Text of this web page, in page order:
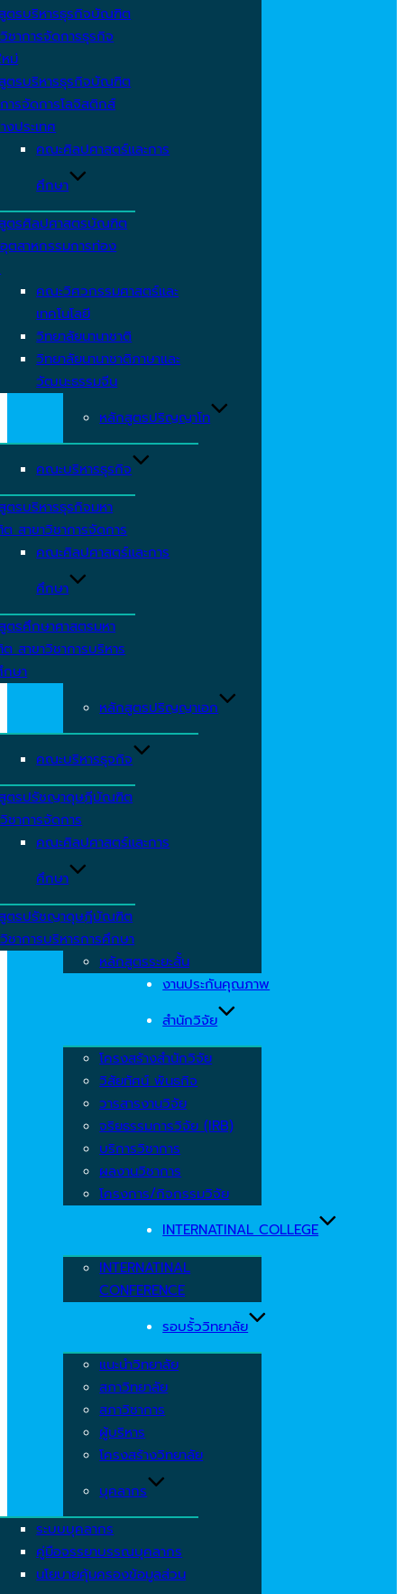
ตรบริหารธุรกิจบัณฑิต
ชาการจัดการธุรกิจ
ม่
ตรบริหารธุรกิจบัณฑิต
ารจัดการโลจิสติกส์
งประเทศ
คณะศิลปศาสตร์และการ
ศึกษา
ตรศิลปศาสตรบัณฑิต
ตสาหกรรมการท่อง
คณะวิศวกรรมศาสตร์และ
เทคโนโลยี
วิทยาลัยนานาชาติ
วิทยาลัยนานาชาติภาษาและ
วัฒนะธรรมจีน
หลักสูตรปริญญาโท
คณะบริหารธุรกิจ
ตรบริหารธุรกิจมหา
สาขาวิชาการจัดการ
คณะศิลปศาสตร์และการ
ศึกษา
ตรศึกษาศาสตรมหา
สาขาวิชาการบริหาร
กษา
หลักสูตรปริญญาเอก
คณะบริหารธุจกิจ
ตรปรัชญาดุษฎีบัณฑิต
ชาการจัดการ
คณะศิลปศาสตร์และการ
ศึกษา
ตรปรัชญาดุษฎีบัณฑิต
ชาการบริหารการศึกษา
หลักสูตรระยะสั้น
งานประกันคุณภาพ
สำนักวิจัย
โครงสร้างสำนักวิจัย
วิสัยทัศน์ พันธกิจ
วารสารงานวิจัย
จริยธรรมการวิจัย (IRB)
บริการวิชาการ
ผลงานวิชาการ
โครงการ/กิจกรรมวิจัย
INTERNATINAL COLLEGE
INTERNATINAL
CONFERENCE
รอบรั้ววิทยาลัย
แนะนำวิทยาลัย
สภาวิทยาลัย
สภาวิชาการ
ผู้บริหาร
โครงสร้างวิทยาลัย
บุคลากร
ระบบบุคลากร
คู่มือจรรยาบรรณบุคลากร
นโยบายคุ้มครองข้อมูลส่วน